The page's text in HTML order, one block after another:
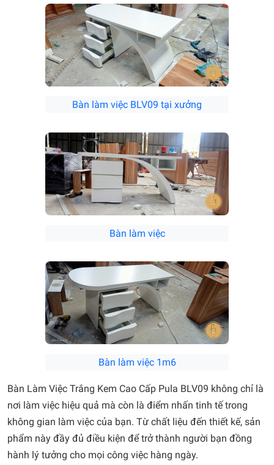
Bàn làm việc BLV09 tại xưởng
Bàn làm việc
Bàn làm việc 1m6
Bàn Làm Việc Trắng Kem Cao Cấp Pula BLV09 không chỉ là
nơi làm việc hiệu quả mà còn là điểm nhấn tinh tế trong
không gian làm việc của bạn. Từ chất liệu đến thiết kế, sản
phẩm này đầy đủ điều kiện để trở thành người bạn đồng
hành lý tưởng cho mọi công việc hàng ngày.